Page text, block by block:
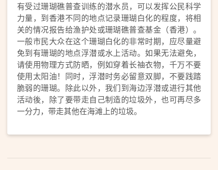
有受过珊瑚礁普查训练的潜水员，可以发挥公民科学
力量，到香港不同的地点记录珊瑚白化的程度，将相
关的情况报告给渔护处或珊瑚礁普查基金（香港）。
一般市民大众在这个珊瑚白化的非常时期，应尽量避
免到有珊瑚的地点浮潜或水上活动。如果无法避免，
请使用物理方式防晒，例如穿着长䄂衣物，千万不要
使用太阳油！同时，浮潜时务必留意双脚，不要践踏
脆弱的珊瑚。除此以外，我们到海边浮潜或进行其他
活动後，除了要带走自己制造的垃圾外，也可再尽多
一分力，带走其他在海滩上的垃圾。